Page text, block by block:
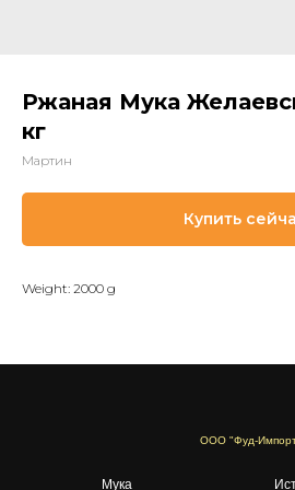
Ржаная Мука
кг
Мартин
Купить
Weight: 2000 g
Мука
ООО "Фуд-